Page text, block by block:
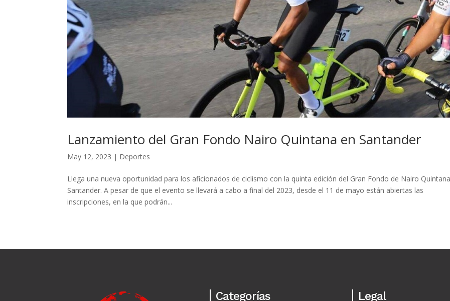
Lanzamiento del Gran Fondo Nairo Quintana en Santander
May 12, 2023 | Deportes
Llega una nueva oportunidad para los aficionados de ciclismo con la quinta edición del Gran Fondo de Nairo
Santander. A pesar de que el evento se llevará a cabo a final del 2023, desde el 11 de mayo están abiertas las
inscripciones, en la que podrán...
Categorías Legal